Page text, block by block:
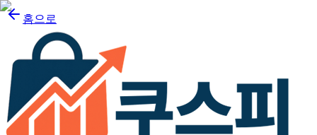
홈으로